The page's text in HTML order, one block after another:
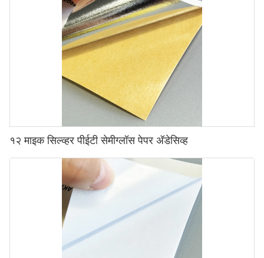
१२ माइक सिल्व्हर पीईटी सेमीग्लॉस पेपर अ‍ॅडेसिव्ह